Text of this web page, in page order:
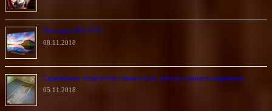
Что такое HD-TVI?
08.11.2018
Сравниваем технологии стяжки пола: плюсы и минусы вариантов
05.11.2018